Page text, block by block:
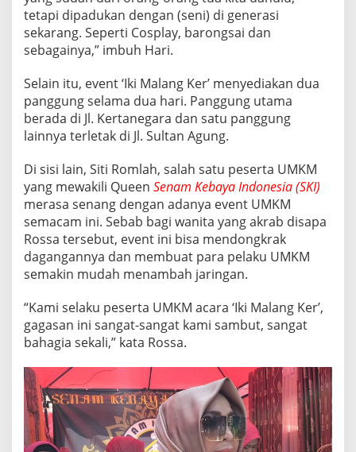
’
tetapi dipadukan dengan (seni) di generasi
sekarang. Seperti Cosplay, barongsai dan
sebagainya,” imbuh Hari.
Selain itu, event ‘Iki Malang Ker’ menyediakan dua
panggung selama dua hari. Panggung utama
berada di Jl. Kertanegara dan satu panggung
lainnya terletak di Jl. Sultan Agung.
Di sisi lain, Siti Romlah, salah satu peserta UMKM
yang mewakili Queen Senam Kebaya Indonesia (SKI)
merasa senang dengan adanya event UMKM
semacam ini. Sebab bagi wanita yang akrab disapa
Rossa tersebut, event ini bisa mendongkrak
dagangannya dan membuat para pelaku UMKM
semakin mudah menambah jaringan.
“Kami selaku peserta UMKM acara ‘Iki Malang Ker’,
gagasan ini sangat-sangat kami sambut, sangat
bahagia sekali,” kata Rossa.